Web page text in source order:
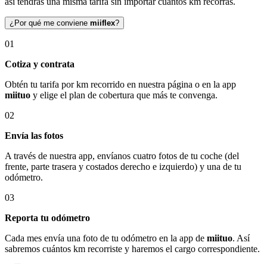
¿Por qué me conviene miiflex?
01
Cotiza y contrata
Obtén tu tarifa por km recorrido en nuestra página o en la app
miituo y elige el plan de cobertura que más te convenga.
02
Envía las fotos
A través de nuestra app, envíanos cuatro fotos de tu coche (del
frente, parte trasera y costados derecho e izquierdo) y una de tu
odómetro.
03
Reporta tu odómetro
Cada mes envía una foto de tu odómetro en la app de miituo. Así
sabremos cuántos km recorriste y haremos el cargo correspondiente.